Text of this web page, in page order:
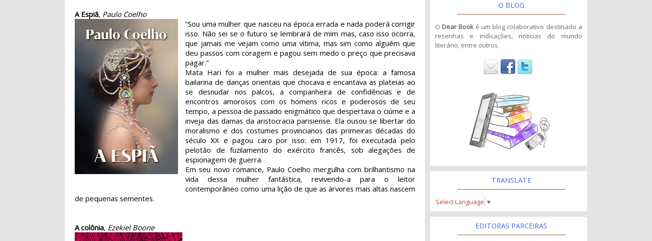
A Espiã, Paulo Coelho
“Sou uma mulher que nasceu na época errada e nada poderá corrigir
isso. Não sei se o futuro se lembrará de mim mas, caso isso ocorra,
que jamais me vejam como uma vítima, mas sim como alguém que
deu passos com coragem e pagou sem medo o preço que precisava
pagar.”
Mata Hari foi a mulher mais desejada de sua época: a famosa
bailarina de danças orientais que chocava e encantava as plateias ao
se desnudar nos palcos, a companheira de confidências e de
encontros amorosos com os homens ricos e poderosos de seu
tempo, a pessoa de passado enigmático que despertava o ciúme e a
inveja das damas da aristocracia parisiense. Ela ousou se libertar do
moralismo e dos costumes provincianos das primeiras décadas do
século XX e pagou caro por isso: em 1917, foi executada pelo
pelotão de fuzilamento do exército francês, sob alegações de
espionagem de guerra.
Em seu novo romance, Paulo Coelho mergulha com brilhantismo na
vida dessa mulher fantástica, revivendo-a para o leitor
contemporâneo como uma lição de que as árvores mais altas nascem
de pequenas sementes.
A colônia, Ezekiel Boone
O BLOG
O Dear Book é um blog colaborativo destinado a
resenhas e indicações, noticias do mundo
literário, entre outros.
TRANSLATE
Select Language ▼
EDITORAS PARCEIRAS